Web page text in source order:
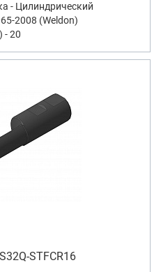
- Цилиндрический
2008 (Weldon)
- 20
STFCR16